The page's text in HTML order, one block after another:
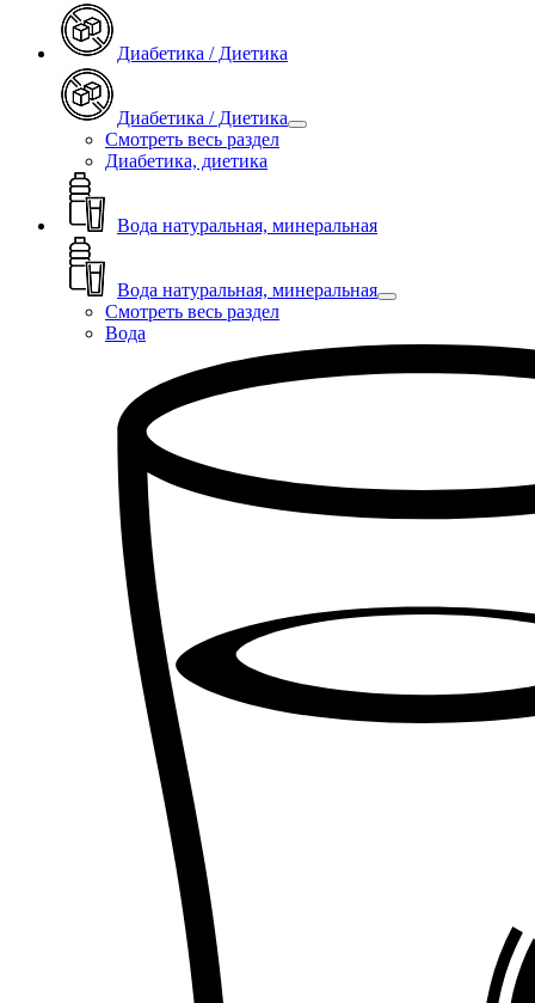
Диабетика / Диетика
Диабетика / Диетика
Смотреть весь раздел
Диабетика, диетика
Вода натуральная, минеральная
Вода натуральная, минеральная
Смотреть весь раздел
Вода